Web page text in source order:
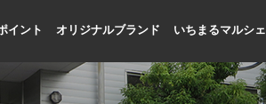
イント
質向上
理
提案
オリジナルブランド いちまるマルシェ